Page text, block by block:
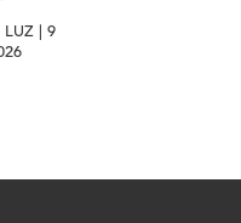
LUZ | 9